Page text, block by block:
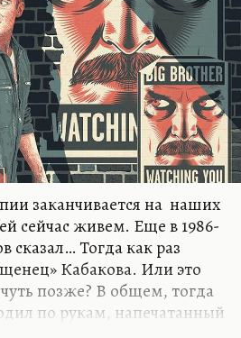
заканчивается на наших
сейчас живем. Еще в 1986-
Тогда как раз
Кабакова. Или это
позже? В общем, тогда
по рукам, напечатанный